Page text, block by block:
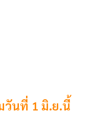
วันที่ 1 มิ.ย.นี้